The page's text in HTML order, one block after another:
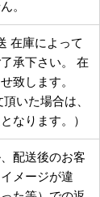
。
在庫によって
承下さい。 在
致します。
いた場合は、
なります。）
配送後のお客
メージが違